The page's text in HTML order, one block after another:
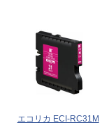
エコリカ ECI-RC31M